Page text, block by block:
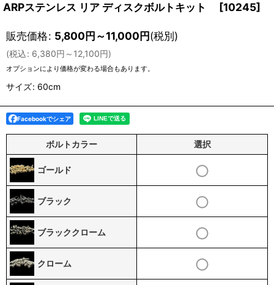
ARPステンレス リア ディスクボルトキット [10245]
販売価格: 5,800円～11,000円(税別)
(税込: 6,380円 ～12,100円)
オプションにより価格が変わる場合もあります。
サイズ: 60cm
Facebookでシェア
ボルトカラー 選択
ゴールド
ブラック
ブラッククローム
クローム